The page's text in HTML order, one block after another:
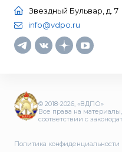
Звездный Бульвар, д. 7
info@vdpo.ru
© 2018-2026, «ВДПО»
Все права на
соответствии с
Политика конфиденциальности